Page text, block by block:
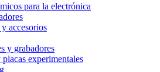
para la electrónica
accesorios
y grabadores
experimentales